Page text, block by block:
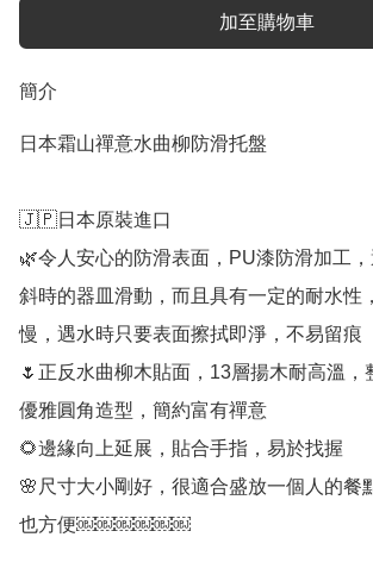
加至購物車
簡介
日本霜山禪意水曲柳防滑托盤
🇯🇵日本原裝進口
🌿令人安心的防滑表面，PU漆防滑加工
斜時的器皿滑動，而且具有一定的耐水性
慢，遇水時只要表面擦拭即淨，不易留痕
🌷正反水曲柳木貼面，13層揚木耐高溫，
優雅圓角造型，簡約富有禪意
🌻邊緣向上延展，貼合手指，易於找握
🌸尺寸大小剛好，很適合盛放一個人的餐
也方便￼￼￼￼￼￼